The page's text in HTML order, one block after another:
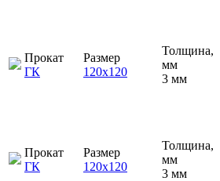
Прокат
ГК
Размер
120х120
Толщина,
мм
3 мм
Прокат
ГК
Размер
120х120
Толщина,
мм
3 мм